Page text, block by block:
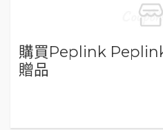
購買Peplink
贈品